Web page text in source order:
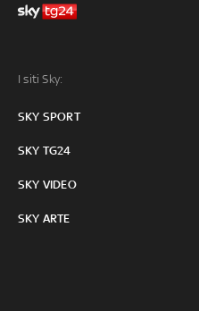
I siti Sky:
SKY SPORT
SKY TG24
SKY VIDEO
SKY ARTE